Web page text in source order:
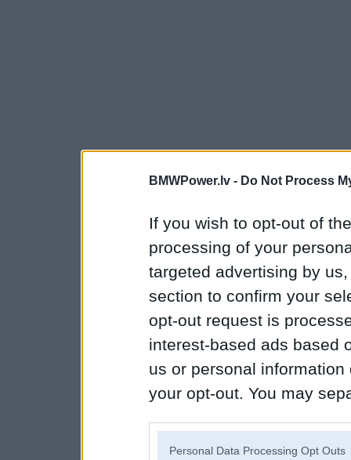
BMWPower.lv - Do Not Process
If you wish to opt-out of
processing of your
targeted advertising by
section to confirm your
opt-out request is
interest-based ads based
us or personal
your opt-out. You may
Personal Data Processing Opt Outs